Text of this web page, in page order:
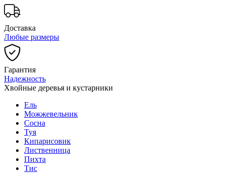
Доставка
Любые размеры
Гарантия
Надежность
Хвойные деревья и кустарники
Ель
Можжевельник
Сосна
Туя
Кипарисовик
Лиственница
Пихта
Тис